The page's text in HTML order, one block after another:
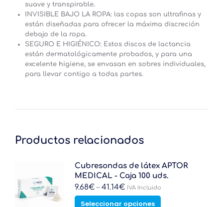
suave y transpirable.
INVISIBLE BAJO LA ROPA: las copas son ultrafinas y
están diseñadas para ofrecer la máxima discreción
debajo de la ropa.
SEGURO E HIGIÉNICO: Estos discos de lactancia
están dermatológicamente probados, y para una
excelente higiene, se envasan en sobres individuales,
para llevar contigo a todas partes.
Productos relacionados
Cubresondas de látex APTOR
MEDICAL - Caja 100 uds.
9.68€–41.14€ IVA Incluido
Seleccionar opciones
Este